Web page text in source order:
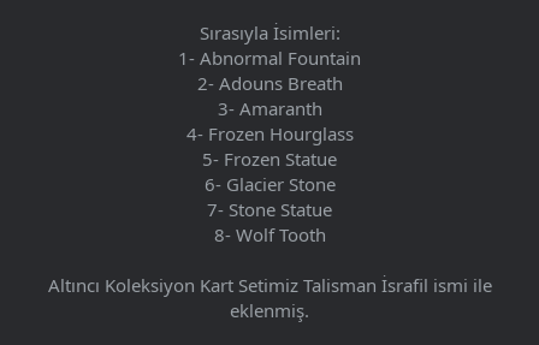
Sırasıyla İsimleri:
1- Abnormal Fountain
2- Adouns Breath
3- Amaranth
4- Frozen Hourglass
5- Frozen Statue
6- Glacier Stone
7- Stone Statue
8- Wolf Tooth
Altıncı Koleksiyon Kart Setimiz Talisman İsrafil ismi ile
eklenmiş.